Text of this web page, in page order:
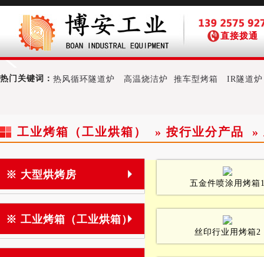
直接拨通
热门关键词： 热风循环隧道炉 高温烧洁炉 推车型烤箱 IR隧道炉
工业烤箱（工业烘箱） » 按行业分产品 »
※ 大型烘烤房
※ 工业烤箱（工业烘箱）
五金件喷涂用烤箱
丝印行业用烤箱2